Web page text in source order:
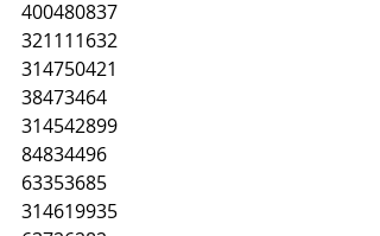
400480837
321111632
314750421
38473464
314542899
84834496
63353685
314619935